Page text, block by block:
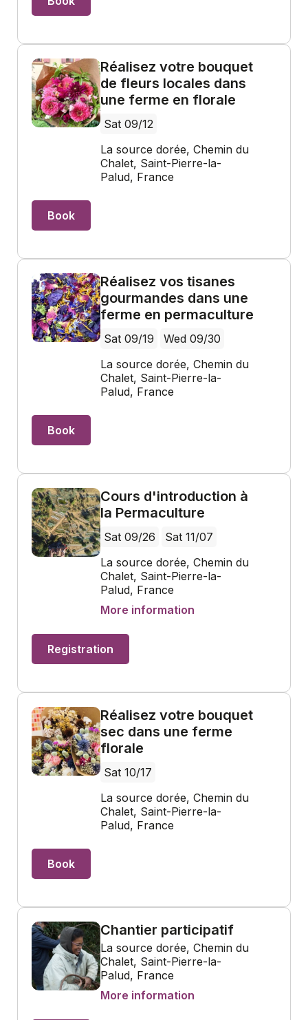
Réalisez votre bouquet
de fleurs locales dans
une ferme en florale
Sat 09/12
La source dorée, Chemin du
Chalet, Saint-Pierre-la-
Palud, France
Book
Réalisez vos tisanes
gourmandes dans une
ferme en permaculture
Sat 09/19
Wed 09/30
La source dorée, Chemin du
Chalet, Saint-Pierre-la-
Palud, France
Book
Cours d'introduction à
la Permaculture
Sat 09/26
Sat 11/07
La source dorée, Chemin du
Chalet, Saint-Pierre-la-
Palud, France
More information
Registration
Réalisez votre bouquet
sec dans une ferme
florale
Sat 10/17
La source dorée, Chemin du
Chalet, Saint-Pierre-la-
Palud, France
Book
Chantier participatif
La source dorée, Chemin du
Chalet, Saint-Pierre-la-
Palud, France
More information